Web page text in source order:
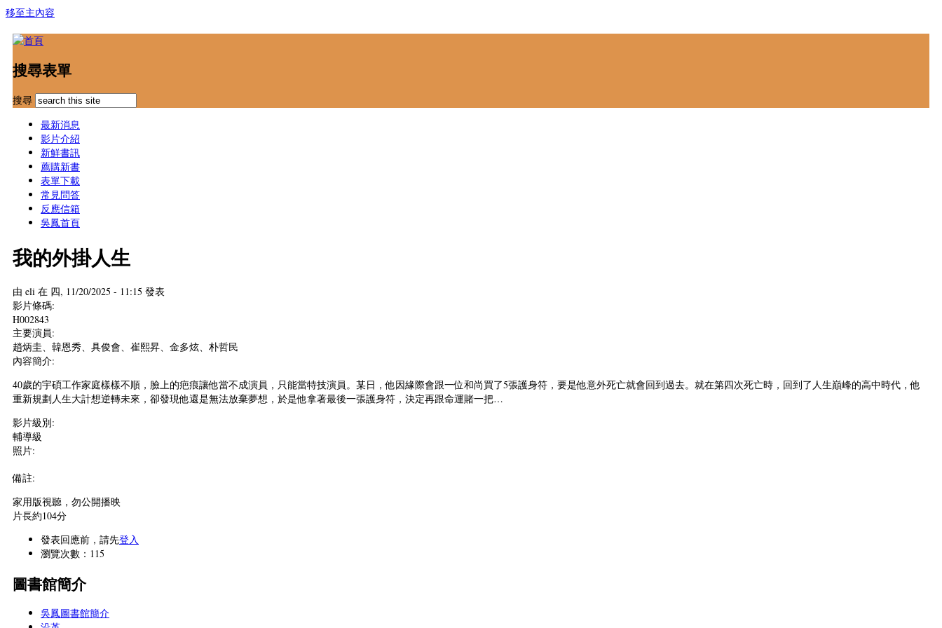
移至主內容
搜尋表單
搜尋
最新消息
影片介紹
新鮮書訊
薦購新書
表單下載
常見問答
反應信箱
吳鳳首頁
我的外掛人生
由 eli 在 四, 11/20/2025 - 11:15 發表
影片條碼:
H002843
主要演員:
趙炳圭、韓恩秀、具俊會、崔熙昇、金多炫、朴哲民
內容簡介:
40歲的宇碩工作家庭樣樣不順，臉上的疤痕讓他當不成演員，只能當特技演員。某日，他因緣際會跟一位和尚買了5張護身符，要是他意外死亡就會回到過去。就在第四次死亡時，回到了人生巔峰的高中時代，他
重新規劃人生大計想逆轉未來，卻發現他還是無法放棄夢想，於是他拿著最後一張護身符，決定再跟命運賭一把…
影片級別:
輔導級
照片:
備註:
家用版視聽，勿公開播映
片長約104分
發表回應前，請先登入
瀏覽次數：115
圖書館簡介
吳鳳圖書館簡介